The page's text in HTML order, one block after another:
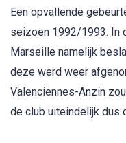
Een opvallende
seizoen 1992/1993. In
Marseille namelijk
deze werd weer
Valenciennes-Anzin
de club uiteindelijk dus